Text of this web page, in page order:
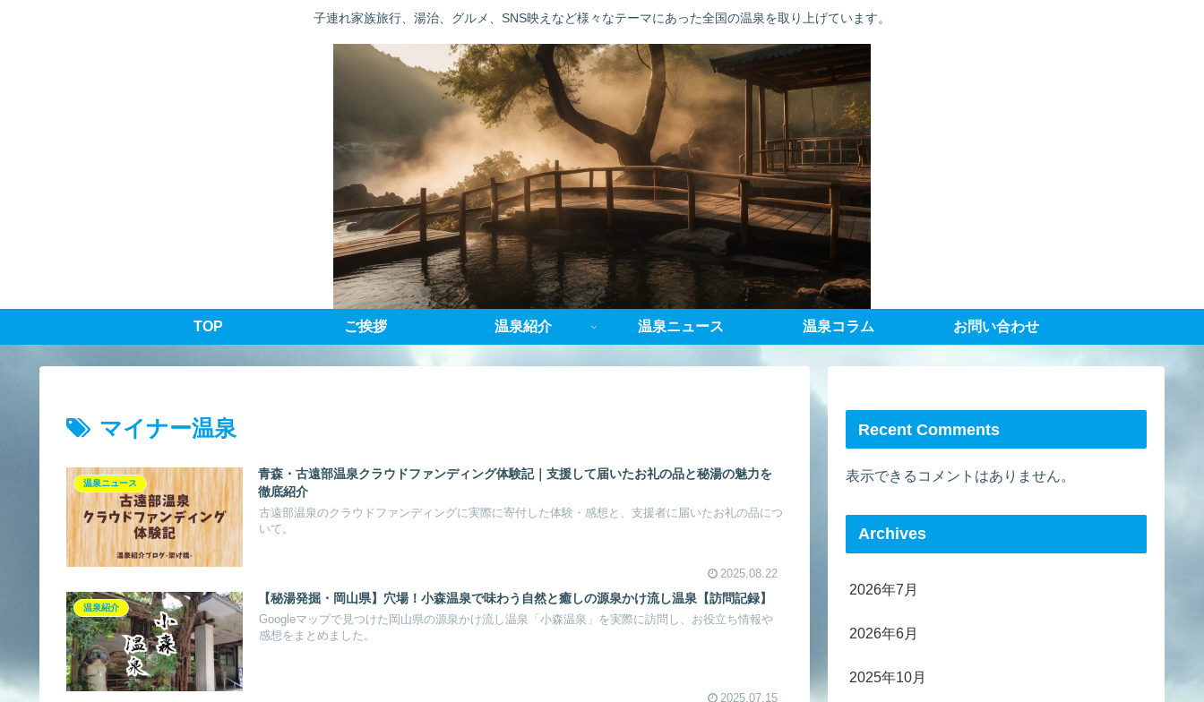
子連れ家族旅行、湯治、グルメ、SNS映えなど様々なテーマにあった全国の温泉を取り上げています。
TOP ご挨拶 温泉紹介 温泉ニュース 温泉コラム お問い合わせ
マイナー温泉
温泉ニュース
青森・古遠部温泉クラウドファンディング体験記｜支援して届いたお礼の品と秘湯の魅力を
徹底紹介
古遠部温泉のクラウドファンディングに実際に寄付した体験・感想と、支援者に届いたお礼の品につ
いて。
2025.08.22
温泉紹介
【秘湯発掘・岡山県】穴場！小森温泉で味わう自然と癒しの源泉かけ流し温泉【訪問記録】
Googleマップで見つけた岡山県の源泉かけ流し温泉「小森温泉」を実際に訪問し、お役立ち情報や
感想をまとめました。
2025.07.15
Recent Comments
表示できるコメントはありません。
Archives
2026年7月
2026年6月
2025年10月